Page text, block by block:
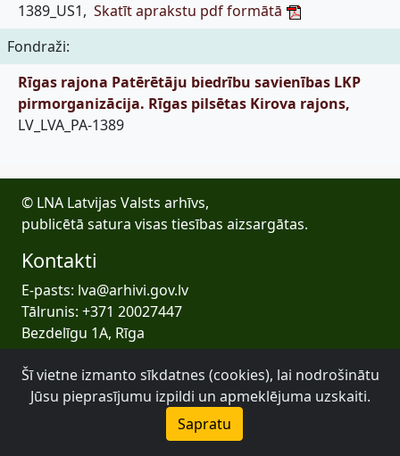
1389_US1, Skatīt aprakstu pdf formātā
Fondraži:
Rīgas rajona Patērētāju biedrību savienības LKP
pirmorganizācija. Rīgas pilsētas Kirova rajons,
LV_LVA_PA-1389
© LNA Latvijas Valsts arhīvs,
publicētā satura visas tiesības aizsargātas.
Kontakti
E-pasts: lva@arhivi.gov.lv
Tālrunis: +371 20027447
Bezdelīgu 1A, Rīga
Latvijas Valsts arhīvs
Šī vietne izmanto sīkdatnes (cookies), lai nodrošinātu
Jūsu pieprasījumu izpildi un apmeklējuma uzskaiti.
Sapratu